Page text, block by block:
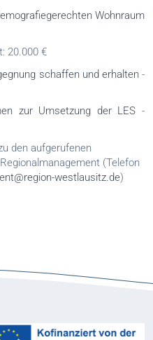
Wohnraum
20.000 €
schaffen und erhalten-
zur Umsetzung der LES -
den aufgerufenen
(Telefon
westlausitz.de)